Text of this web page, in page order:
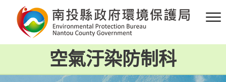
要
容
空氣汙染防制科